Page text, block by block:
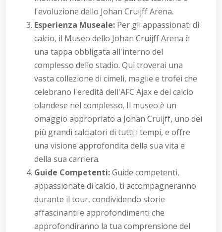
l'evoluzione dello Johan Cruijff Arena.
Esperienza Museale: Per gli appassionati di
calcio, il Museo dello Johan Cruijff Arena è
una tappa obbligata all'interno del
complesso dello stadio. Qui troverai una
vasta collezione di cimeli, maglie e trofei che
celebrano l'eredità dell'AFC Ajax e del calcio
olandese nel complesso. Il museo è un
omaggio appropriato a Johan Cruijff, uno dei
più grandi calciatori di tutti i tempi, e offre
una visione approfondita della sua vita e
della sua carriera.
Guide Competenti:Guide competenti,
appassionate di calcio, ti accompagneranno
durante il tour, condividendo storie
affascinanti e approfondimenti che
approfondiranno la tua comprensione del